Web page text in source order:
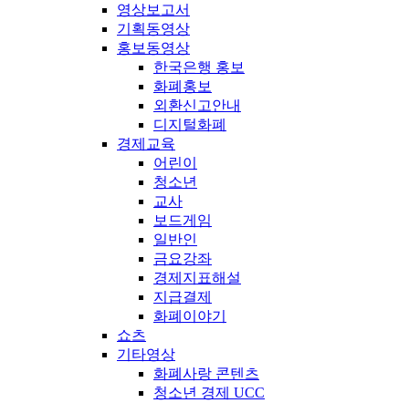
영상보고서
기획동영상
홍보동영상
한국은행 홍보
화폐홍보
외환신고안내
디지털화폐
경제교육
어린이
청소년
교사
보드게임
일반인
금요강좌
경제지표해설
지급결제
화폐이야기
쇼츠
기타영상
화폐사랑 콘텐츠
청소년 경제 UCC